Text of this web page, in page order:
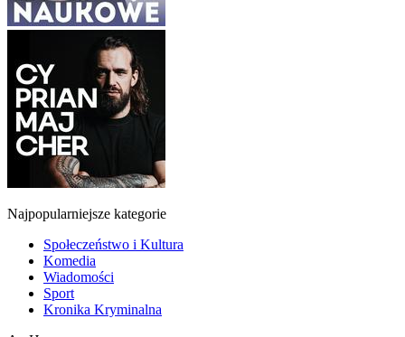
Najpopularniejsze kategorie
Społeczeństwo i Kultura
Komedia
Wiadomości
Sport
Kronika Kryminalna